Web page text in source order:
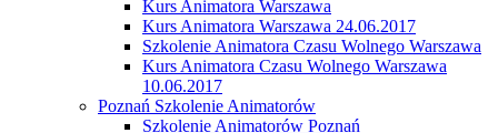
Kurs Animatora Warszawa
Kurs Animatora Warszawa 24.06.2017
Szkolenie Animatora Czasu Wolnego Warszawa
Kurs Animatora Czasu Wolnego Warszawa
10.06.2017
Poznań Szkolenie Animatorów
Szkolenie Animatorów Poznań